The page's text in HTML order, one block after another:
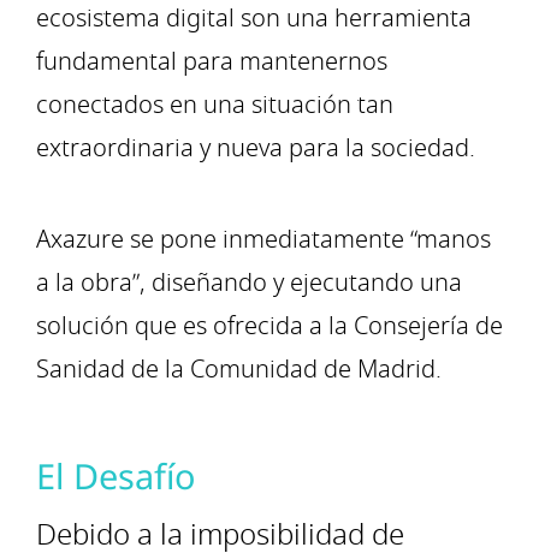
El Desafío
Debido a la imposibilidad de
ecosistema digital son una herramienta
fundamental para mantenernos
conectados en una situación tan
extraordinaria y nueva para la sociedad.
Axazure se pone inmediatamente “manos
a la obra”, diseñando y ejecutando una
solución que es ofrecida a la Consejería de
Sanidad de la Comunidad de Madrid.